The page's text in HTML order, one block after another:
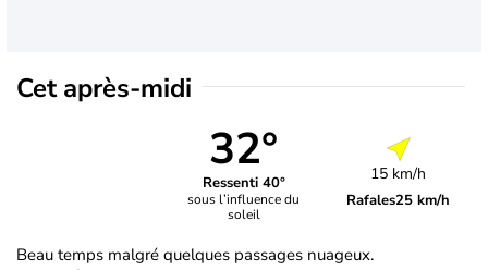
Cet après-midi
32°
Ressenti 40°
sous l’influence du
soleil
15 km/h
Rafales25 km/h
Beau temps malgré quelques passages nuageux.